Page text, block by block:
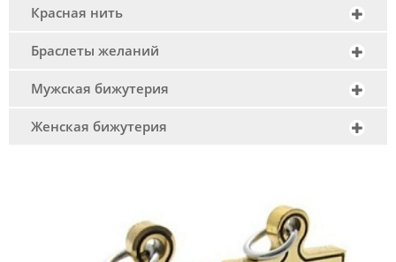
Красная нить
Браслеты желаний
Мужская бижутерия
Женская бижутерия